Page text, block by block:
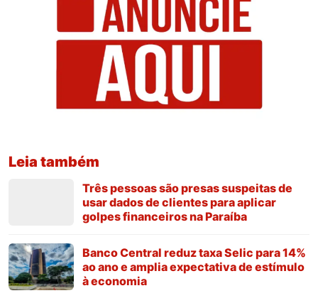
Leia também
Três pessoas são presas suspeitas de
usar dados de clientes para aplicar
golpes financeiros na Paraíba
Banco Central reduz taxa Selic para 14%
ao ano e amplia expectativa de estímulo
à economia